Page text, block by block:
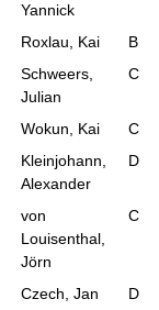
Yannick
Roxlau, Kai B
Schweers,
Julian
C
Wokun, Kai C
Kleinjohann,
Alexander
D
von
Louisenthal,
Jörn
C
Czech, Jan D